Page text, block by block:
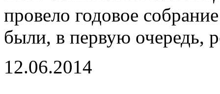
провело годовое
были, в первую очередь,
12.06.2014